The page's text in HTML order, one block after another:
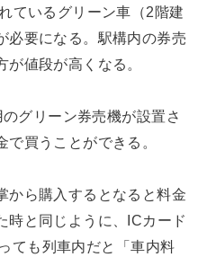
ているグリーン車（2階建
必要になる。駅構内の券売
値段が高くなる。
グリーン券売機が設置さ
買うことができる。
から購入するとなると料金
時と同じように、ICカード
ても列車内だと「車内料